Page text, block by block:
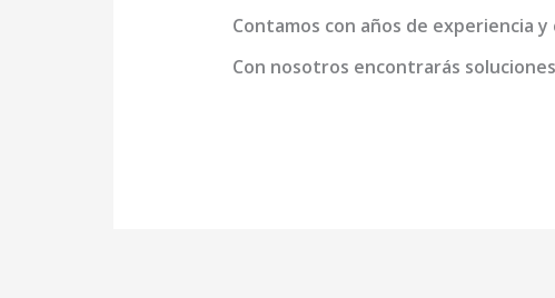
Contamos con años de experiencia
Con nosotros encontrarás